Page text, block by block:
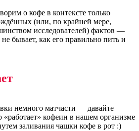
о кофе в контексте только
(или, по крайней мере,
исследователей) фактов —
бывает, как его правильно пить и
немного матчасти — давайте
кофеин в нашем организме
заливания чашки кофе в рот :)